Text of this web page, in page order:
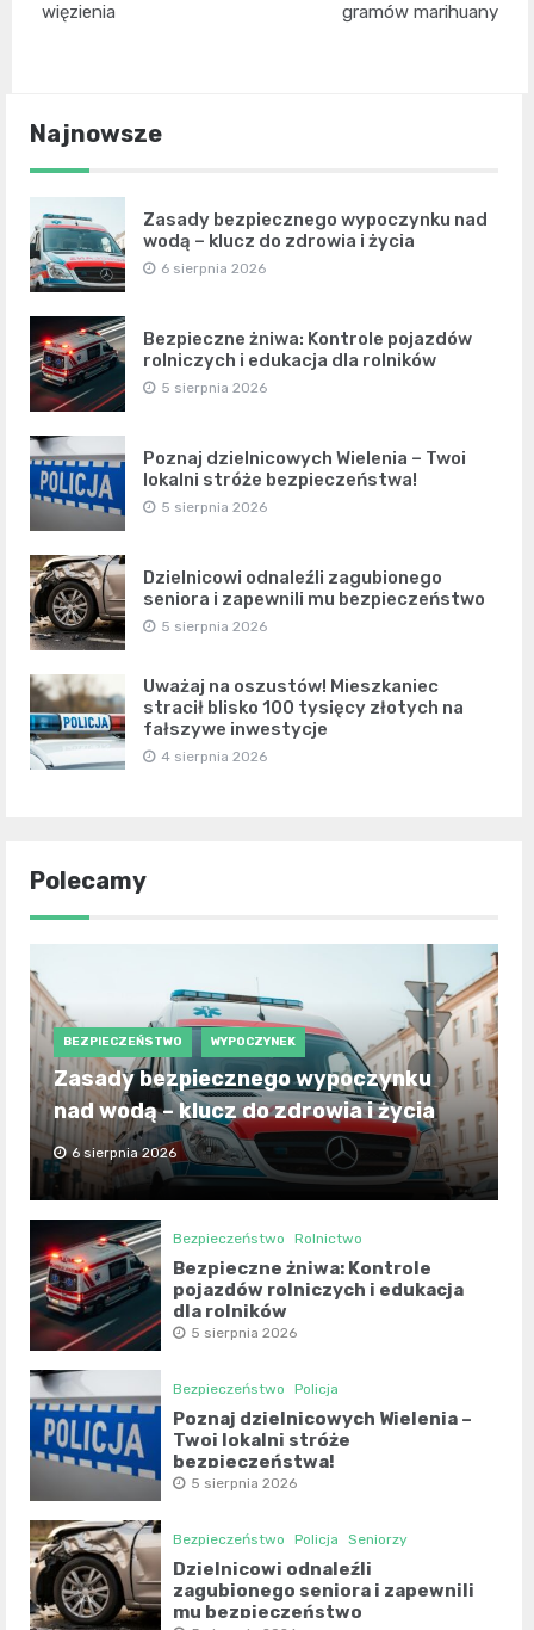
więzienia
gramów marihuany
Najnowsze
Zasady bezpiecznego wypoczynku nad
wodą – klucz do zdrowia i życia
6 sierpnia 2026
Bezpieczne żniwa: Kontrole pojazdów
rolniczych i edukacja dla rolników
5 sierpnia 2026
Poznaj dzielnicowych Wielenia – Twoi
lokalni stróże bezpieczeństwa!
5 sierpnia 2026
Dzielnicowi odnaleźli zagubionego
seniora i zapewnili mu bezpieczeństwo
5 sierpnia 2026
Uważaj na oszustów! Mieszkaniec
stracił blisko 100 tysięcy złotych na
fałszywe inwestycje
4 sierpnia 2026
Polecamy
BEZPIECZEŃSTWO WYPOCZYNEK
Zasady bezpiecznego wypoczynku
nad wodą – klucz do zdrowia i życia
6 sierpnia 2026
Bezpieczeństwo Rolnictwo
Bezpieczne żniwa: Kontrole
pojazdów rolniczych i edukacja
dla rolników
5 sierpnia 2026
Bezpieczeństwo Policja
Poznaj dzielnicowych Wielenia –
Twoi lokalni stróże
bezpieczeństwa!
5 sierpnia 2026
Bezpieczeństwo Policja Seniorzy
Dzielnicowi odnaleźli
zagubionego seniora i zapewnili
mu bezpieczeństwo